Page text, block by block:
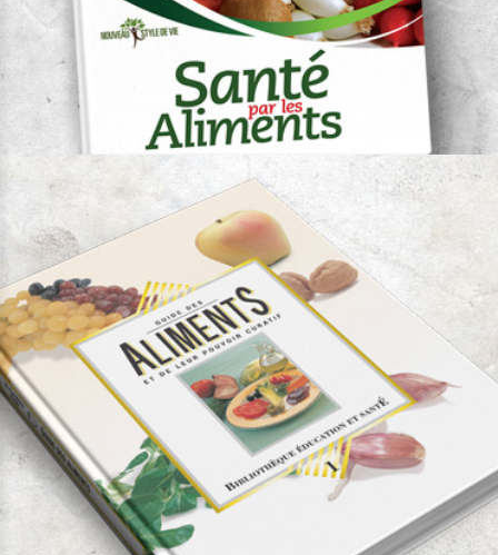
Santé par les aliments
Dr. Georges Pamplona Roger
Remarquable
Nouveau Style de Vie